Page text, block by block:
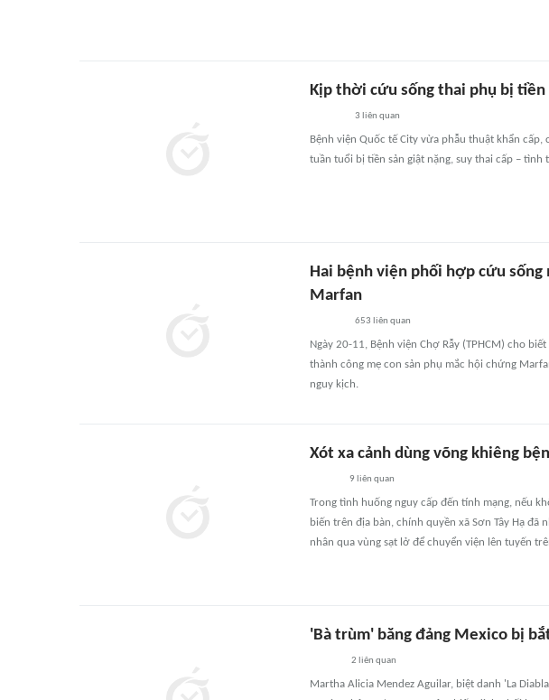
Kịp thời cứu sống thai phụ bị tiền
3 liên quan
Bệnh viện Quốc tế City vừa phẫu thuật khẩn
tuần tuổi bị tiền sản giật nặng, suy thai cấp –
Hai bệnh viện phối hợp cứu sống
Marfan
653 liên quan
Ngày 20-11, Bệnh viện Chợ Rẫy (TPHCM) cho
thành công mẹ con sản phụ mắc hội chứng
nguy kịch.
Xót xa cảnh dùng võng khiêng
9 liên quan
Trong tình huống nguy cấp đến tính mạng, nếu
biến trên địa bàn, chính quyền xã Sơn Tây Hạ
nhân qua vùng sạt lở để chuyển viện lên tuyến
'Bà trùm' băng đảng Mexico bị
2 liên quan
Martha Alicia Mendez Aguilar, biệt danh 'La